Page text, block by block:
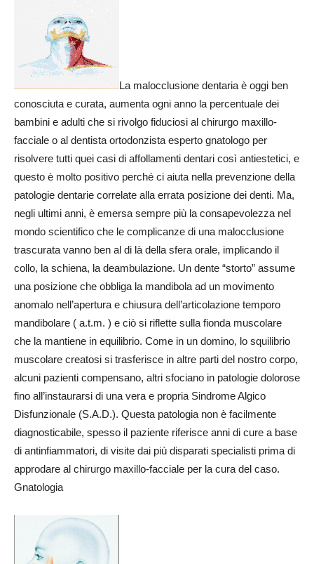
La malocclusione dentaria è oggi ben
conosciuta e curata, aumenta ogni anno la percentuale dei
bambini e adulti che si rivolgo fiduciosi al chirurgo maxillo-
facciale o al dentista ortodonzista esperto gnatologo per
risolvere tutti quei casi di affollamenti dentari così antiestetici, e
questo è molto positivo perché ci aiuta nella prevenzione della
patologie dentarie correlate alla errata posizione dei denti. Ma,
negli ultimi anni, è emersa sempre più la consapevolezza nel
mondo scientifico che le complicanze di una malocclusione
trascurata vanno ben al di là della sfera orale, implicando il
collo, la schiena, la deambulazione. Un dente “storto” assume
una posizione che obbliga la mandibola ad un movimento
anomalo nell’apertura e chiusura dell’articolazione temporo
mandibolare ( a.t.m. ) e ciò si riflette sulla fionda muscolare
che la mantiene in equilibrio. Come in un domino, lo squilibrio
muscolare creatosi si trasferisce in altre parti del nostro corpo,
alcuni pazienti compensano, altri sfociano in patologie dolorose
fino all’instaurarsi di una vera e propria Sindrome Algico
Disfunzionale (S.A.D.). Questa patologia non è facilmente
diagnosticabile, spesso il paziente riferisce anni di cure a base
di antinfiammatori, di visite dai più disparati specialisti prima di
approdare al chirurgo maxillo-facciale per la cura del caso.
Gnatologia